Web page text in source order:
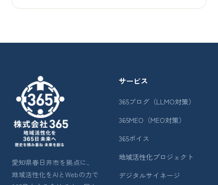
愛知県春日井市を拠点に、
地域活性化をAIとWebの力で
サービス
365ブログ（LLMO対策）
365MEO（MEO対策）
365ボイス
地域活性化プロジェクト
デジタルサイネージ